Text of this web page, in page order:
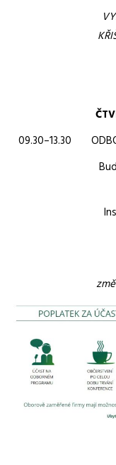
VYHLÁŠENÍ
–
09.30–13.30
Budoucnost
Inspirativní